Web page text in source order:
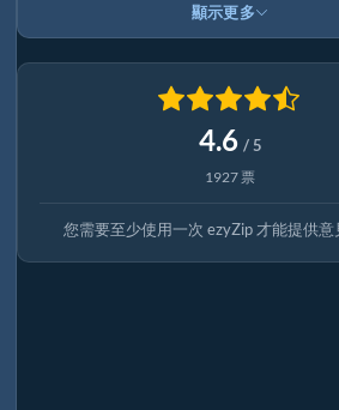
顯示更多
4.6 / 5
1927 票
您需要至少使用一次 ezyZip 才能提供意